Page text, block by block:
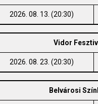
2026. 08. 13. (20:30)
Vidor
2026. 08. 23. (20:30)
Belvárosi